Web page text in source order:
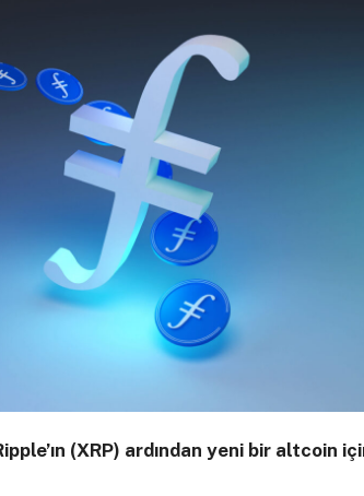
(XRP) ardından yeni bir altcoin